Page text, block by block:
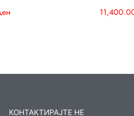
КОНТАКТИРАЈТЕ НЕ